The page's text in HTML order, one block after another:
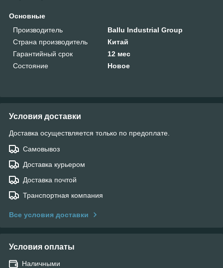
Основные
Производитель
Ballu Industrial Group
Страна производитель
Китай
Гарантийный срок
12 мес
Состояние
Новое
Условия доставки
Доставка осуществляется только по предоплате.
Самовывоз
Доставка курьером
Доставка почтой
Транспортная компания
Все условия доставки
Условия оплаты
Наличными